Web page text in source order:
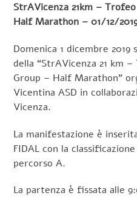
StrAVicenza 21km –
Half Marathon – 01/12/
Domenica 1 dicembre
della “StrAVicenza 21 km
Group – Half Marathon”
Vicentina ASD in
Vicenza.
La manifestazione è
FIDAL con la
percorso A.
La partenza è fissata alle